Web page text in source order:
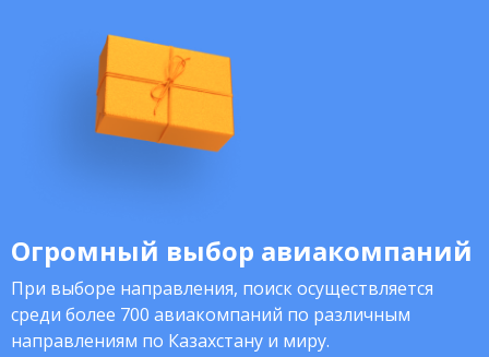
Огромный выбор авиакомпаний
При выборе направления, поиск осуществляется
среди более 700 авиакомпаний по различным
направлениям по Казахстану и миру.